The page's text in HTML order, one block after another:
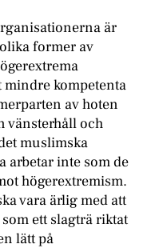
är
former av
kompetenta
av hoten
vänsterhåll och
muslimska
arbetar inte som de
högerextremism.
vara ärlig med att
ett slagträ riktat
lätt på